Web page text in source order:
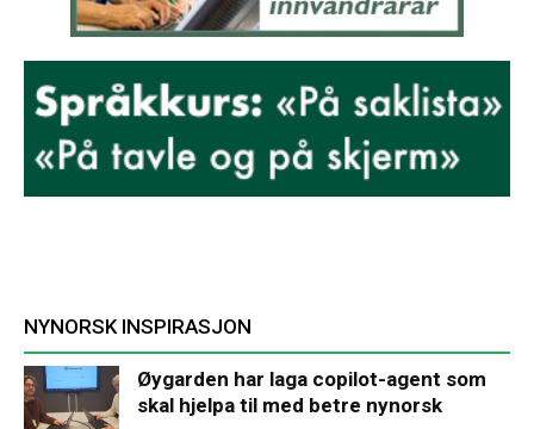
NYNORSK INSPIRASJON
Øygarden har laga copilot-agent som
skal hjelpa til med betre nynorsk